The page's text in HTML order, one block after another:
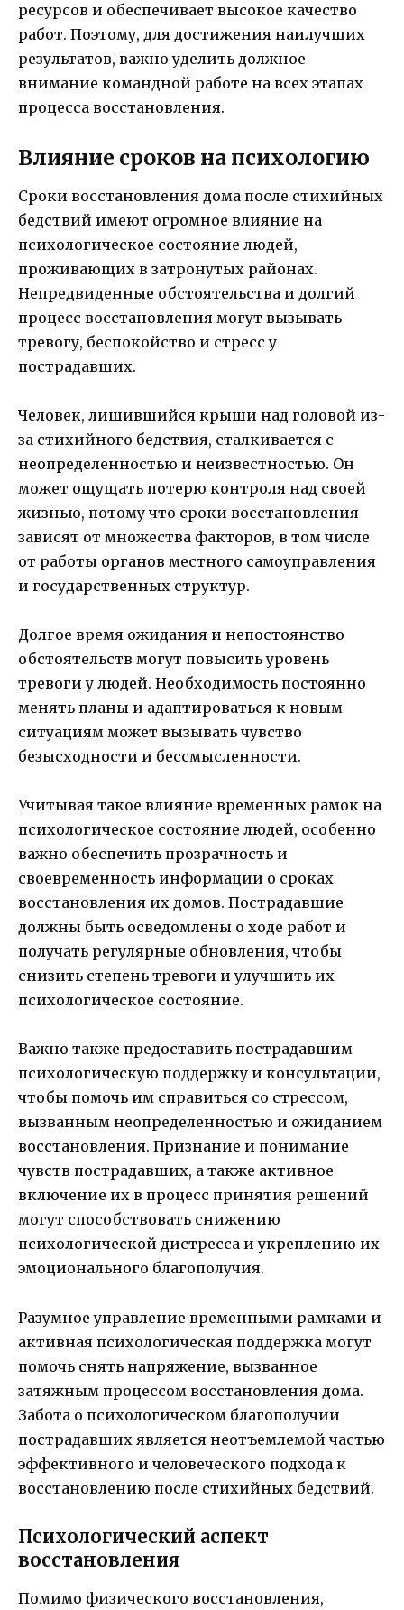
ресурсов и обеспечивает высокое качество
работ. Поэтому, для достижения наилучших
результатов, важно уделить должное
внимание командной работе на всех этапах
процесса восстановления.
Влияние сроков на психологию
Сроки восстановления дома после стихийных
бедствий имеют огромное влияние на
психологическое состояние людей,
проживающих в затронутых районах.
Непредвиденные обстоятельства и долгий
процесс восстановления могут вызывать
тревогу, беспокойство и стресс у
пострадавших.
Человек, лишившийся крыши над головой из-
за стихийного бедствия, сталкивается с
неопределенностью и неизвестностью. Он
может ощущать потерю контроля над своей
жизнью, потому что сроки восстановления
зависят от множества факторов, в том числе
от работы органов местного самоуправления
и государственных структур.
Долгое время ожидания и непостоянство
обстоятельств могут повысить уровень
тревоги у людей. Необходимость постоянно
менять планы и адаптироваться к новым
ситуациям может вызывать чувство
безысходности и бессмысленности.
Учитывая такое влияние временных рамок на
психологическое состояние людей, особенно
важно обеспечить прозрачность и
своевременность информации о сроках
восстановления их домов. Пострадавшие
должны быть осведомлены о ходе работ и
получать регулярные обновления, чтобы
снизить степень тревоги и улучшить их
психологическое состояние.
Важно также предоставить пострадавшим
психологическую поддержку и консультации,
чтобы помочь им справиться со стрессом,
вызванным неопределенностью и ожиданием
восстановления. Признание и понимание
чувств пострадавших, а также активное
включение их в процесс принятия решений
могут способствовать снижению
психологической дистресса и укреплению их
эмоционального благополучия.
Разумное управление временными рамками и
активная психологическая поддержка могут
помочь снять напряжение, вызванное
затяжным процессом восстановления дома.
Забота о психологическом благополучии
пострадавших является неотъемлемой частью
эффективного и человеческого подхода к
восстановлению после стихийных бедствий.
Психологический аспект
восстановления
Помимо физического восстановления,